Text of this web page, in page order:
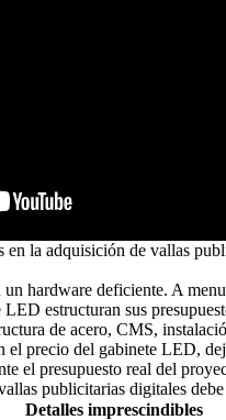
en la adquisición de vallas
hardware deficiente. A
estructuran sus
de acero, CMS,
precio del gabinete LED,
el presupuesto real del
publicitarias digitales
Detalles imprescindibles